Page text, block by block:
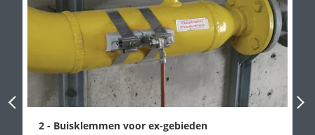
Previous Slide
2 - Buisklemmen voor ex-gebieden